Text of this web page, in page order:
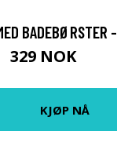
BADEBØRSTER
329 NOK
KJØP NÅ